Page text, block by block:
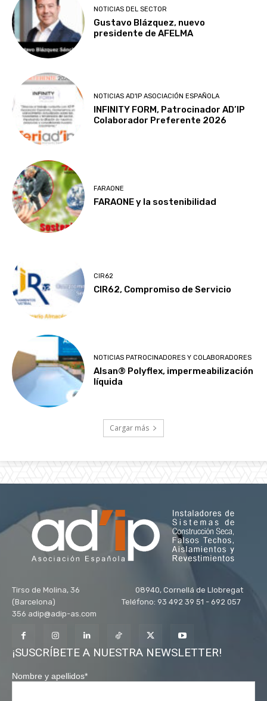
NOTICIAS DEL SECTOR
Gustavo Blázquez, nuevo
presidente de AFELMA
NOTICIAS AD'IP ASOCIACIÓN ESPAÑOLA
INFINITY FORM, Patrocinador AD’IP
Colaborador Preferente 2026
FARAONE
FARAONE y la sostenibilidad
CIR62
CIR62, Compromiso de Servicio
NOTICIAS PATROCINADORES Y COLABORADORES
Alsan® Polyflex, impermeabilización
líquida
Cargar más
Tirso de Molina, 36 08940, Cornellá de Llobregat
(Barcelona) Teléfono: 93 492 39 51 - 692 057
356 adip@adip-as.com
¡SUSCRÍBETE A NUESTRA NEWSLETTER!
Nombre y apellidos*